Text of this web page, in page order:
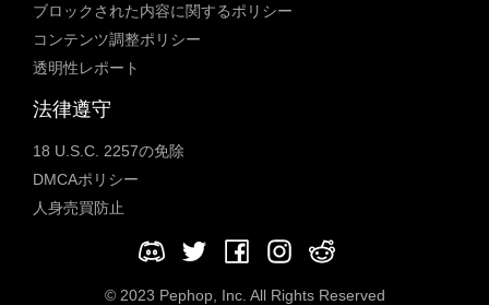
ブロックされた内容に関するポリシー
コンテンツ調整ポリシー
透明性レポート
法律遵守
18 U.S.C. 2257の免除
DMCAポリシー
人身売買防止
© 2023 Pephop, Inc. All Rights Reserved